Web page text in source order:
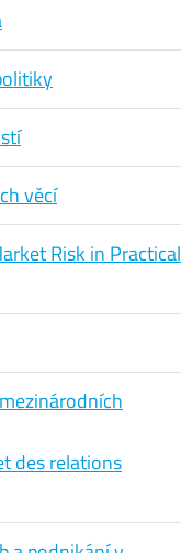
věcí
Risk in Practical
des relations